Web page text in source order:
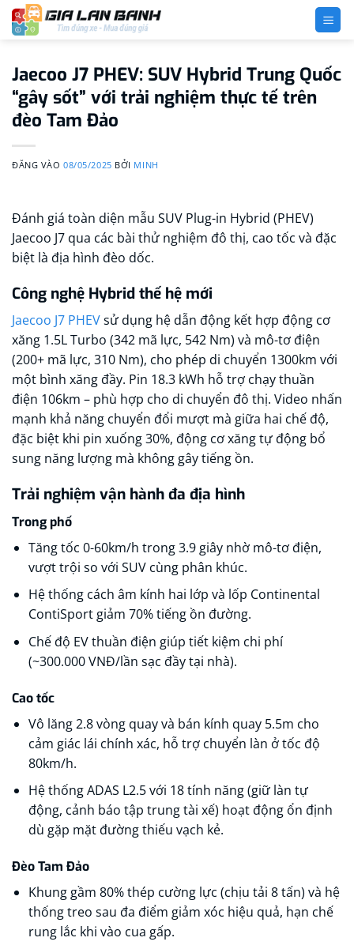
Bỏ
qua
dung
Jaecoo J7 PHEV: SUV Hybrid Trung Quốc
“gây sốt” với trải nghiệm thực tế trên
đèo Tam Đảo
ĐĂNG VÀO08/05/2025 BỞI MINH
Đánh giá toàn diện mẫu SUV Plug-in Hybrid (PHEV)
Jaecoo J7 qua các bài thử nghiệm đô thị, cao tốc và đặc
biệt là địa hình đèo dốc.
Công nghệ Hybrid thế hệ mới
Jaecoo J7 PHEVsử dụng hệ dẫn động kết hợp động cơ
xăng 1.5L Turbo (342 mã lực, 542 Nm) và mô-tơ điện
(200+ mã lực, 310 Nm), cho phép di chuyển 1300km với
một bình xăng đầy. Pin 18.3 kWh hỗ trợ chạy thuần
điện 106km – phù hợp cho di chuyển đô thị. Video nhấn
mạnh khả năng chuyển đổi mượt mà giữa hai chế độ,
đặc biệt khi pin xuống 30%, động cơ xăng tự động bổ
sung năng lượng mà không gây tiếng ồn.
Trải nghiệm vận hành đa địa hình
Trong phố
Tăng tốc 0-60km/h trong 3.9 giây nhờ mô-tơ điện,
vượt trội so với SUV cùng phân khúc.
Hệ thống cách âm kính hai lớp và lốp Continental
ContiSport giảm 70% tiếng ồn đường.
Chế độ EV thuần điện giúp tiết kiệm chi phí
(~300.000 VNĐ/lần sạc đầy tại nhà).
Cao tốc
Vô lăng 2.8 vòng quay và bán kính quay 5.5m cho
cảm giác lái chính xác, hỗ trợ chuyển làn ở tốc độ
80km/h.
Hệ thống ADAS L2.5 với 18 tính năng (giữ làn tự
động, cảnh báo tập trung tài xế) hoạt động ổn định
dù gặp mặt đường thiếu vạch kẻ.
Đèo Tam Đảo
Khung gầm 80% thép cường lực (chịu tải 8 tấn) và hệ
thống treo sau đa điểm giảm xóc hiệu quả, hạn chế
rung lắc khi vào cua gấp.